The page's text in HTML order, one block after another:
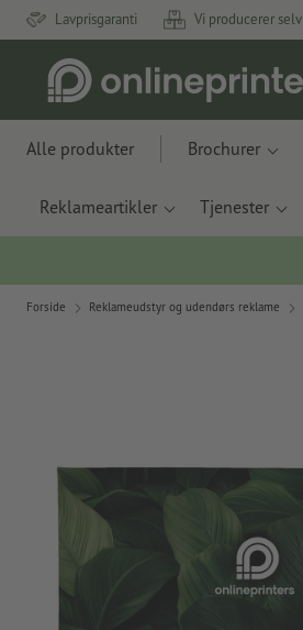
Lavprisgaranti Vi producerer selv
Alle produkter Brochurer
Reklameartikler Tjenester
Forside Reklameudstyr og udendørs reklame